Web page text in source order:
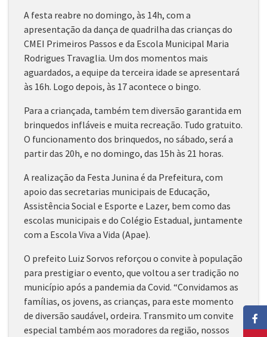
A festa reabre no domingo, às 14h, com a
apresentação da dança de quadrilha das crianças do
CMEI Primeiros Passos e da Escola Municipal Maria
Rodrigues Travaglia. Um dos momentos mais
aguardados, a equipe da terceira idade se apresentará
às 16h. Logo depois, às 17 acontece o bingo.
Para a criançada, também tem diversão garantida em
brinquedos infláveis e muita recreação. Tudo gratuito.
O funcionamento dos brinquedos, no sábado, será a
partir das 20h, e no domingo, das 15h às 21 horas.
A realização da Festa Junina é da Prefeitura, com
apoio das secretarias municipais de Educação,
Assistência Social e Esporte e Lazer, bem como das
escolas municipais e do Colégio Estadual, juntamente
com a Escola Viva a Vida (Apae).
O prefeito Luiz Sorvos reforçou o convite à população
para prestigiar o evento, que voltou a ser tradição no
município após a pandemia da Covid. “Convidamos as
famílias, os jovens, as crianças, para este momento
de diversão saudável, ordeira. Transmito um convite
especial também aos moradores da região, nossos